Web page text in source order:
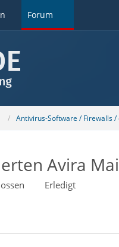
Forum
Antivirus-Software / Firewalls
Avira
Erledigt